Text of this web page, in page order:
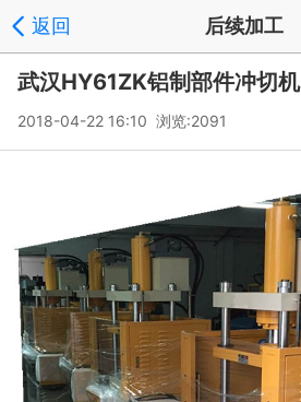
返回 后续加工
武汉HY61ZK铝制部件冲切机
2018-04-22 16:10 浏览:2091